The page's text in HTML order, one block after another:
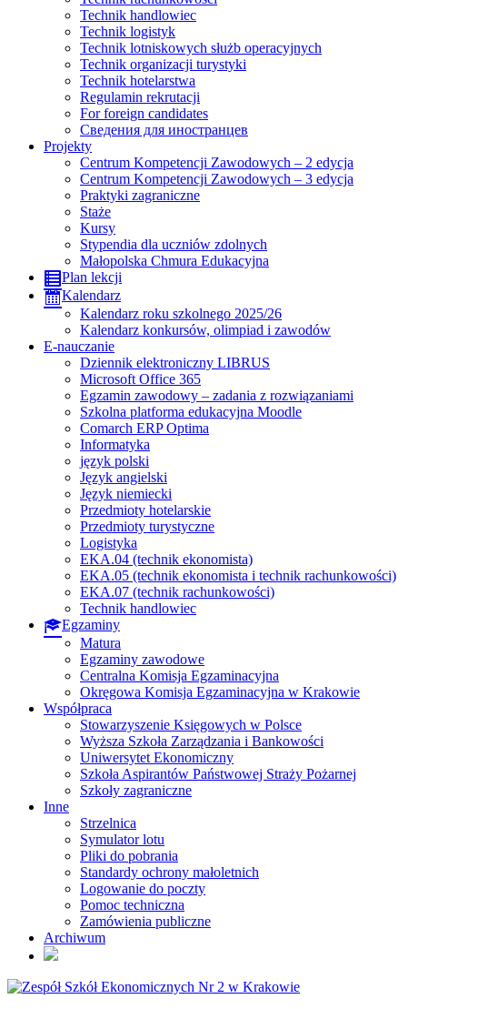
Technik handlowiec
Technik logistyk
Technik lotniskowych służb operacyjnych
Technik organizacji turystyki
Technik hotelarstwa
Regulamin rekrutacji
For foreign candidates
Сведения для иностранцев
Projekty
Centrum Kompetencji Zawodowych – 2 edycja
Centrum Kompetencji Zawodowych – 3 edycja
Praktyki zagraniczne
Staże
Kursy
Stypendia dla uczniów zdolnych
Małopolska Chmura Edukacyjna
Plan lekcji
Kalendarz
Kalendarz roku szkolnego 2025/26
Kalendarz konkursów, olimpiad i zawodów
E-nauczanie
Dziennik elektroniczny LIBRUS
Microsoft Office 365
Egzamin zawodowy – zadania z rozwiązaniami
Szkolna platforma edukacyjna Moodle
Comarch ERP Optima
Informatyka
język polski
Język angielski
Język niemiecki
Przedmioty hotelarskie
Przedmioty turystyczne
Logistyka
EKA.04 (technik ekonomista)
EKA.05 (technik ekonomista i technik rachunkowości)
EKA.07 (technik rachunkowości)
Technik handlowiec
Egzaminy
Matura
Egzaminy zawodowe
Centralna Komisja Egzaminacyjna
Okręgowa Komisja Egzaminacyjna w Krakowie
Współpraca
Stowarzyszenie Księgowych w Polsce
Wyższa Szkoła Zarządzania i Bankowości
Uniwersytet Ekonomiczny
Szkoła Aspirantów Państwowej Straży Pożarnej
Szkoły zagraniczne
Inne
Strzelnica
Symulator lotu
Pliki do pobrania
Standardy ochrony małoletnich
Logowanie do poczty
Pomoc techniczna
Zamówienia publiczne
Archiwum